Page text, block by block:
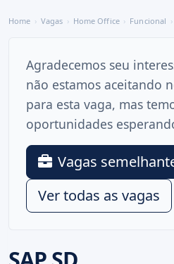
Home Vagas Home Office Funcional
Agradecemos seu
não estamos aceitando
para esta vaga, mas
oportunidades
Vagas
Ver todas as vagas